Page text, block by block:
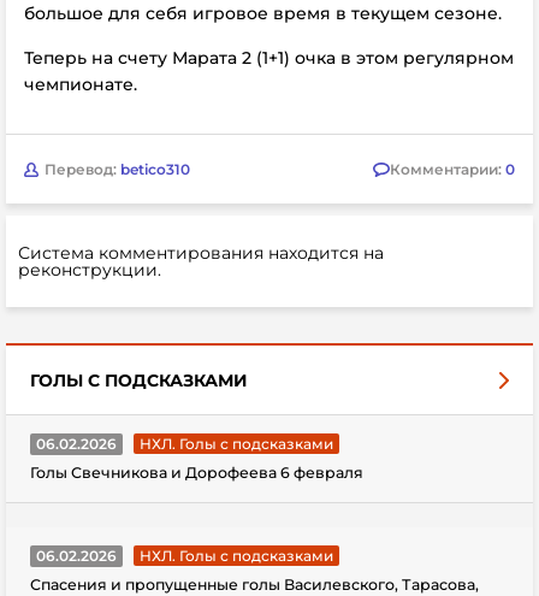
большое для себя игровое время в текущем сезоне.
Теперь на счету Марата 2 (1+1) очка в этом регулярном
чемпионате.
Перевод: betico310 Комментарии: 0
Система комментирования находится на
реконструкции.
ГОЛЫ С ПОДСКАЗКАМИ
06.02.2026
НХЛ. Голы с подсказками
Голы Свечникова и Дорофеева 6 февраля
06.02.2026
НХЛ. Голы с подсказками
Спасения и пропущенные голы Василевского, Тарасова,